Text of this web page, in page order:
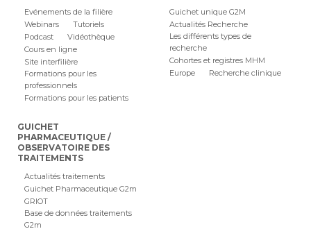
Evénements de la filière
Webinars
Tutoriels
Podcast
Vidéothèque
Cours en ligne
Site interfilière
Formations pour les
professionnels
Formations pour les patients
Guichet unique G2M
Actualités Recherche
Les différents types de
recherche
Cohortes et registres MHM
Europe
Recherche clinique
GUICHET
PHARMACEUTIQUE /
OBSERVATOIRE DES
TRAITEMENTS
Actualités traitements
Guichet Pharmaceutique G2m
GRIOT
Base de données traitements
G2m